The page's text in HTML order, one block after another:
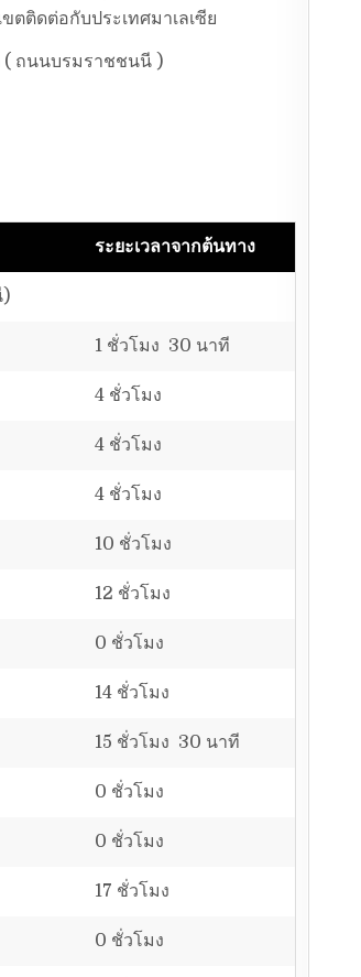
ตติดต่อกับประเทศมาเลเซีย
( ถนนบรมราชชนนี )
ระยะเวลาจากต้นทาง
)
1 ชั่วโมง 30 นาที
4 ชั่วโมง
4 ชั่วโมง
4 ชั่วโมง
10 ชั่วโมง
12 ชั่วโมง
0 ชั่วโมง
14 ชั่วโมง
15 ชั่วโมง 30 นาที
0 ชั่วโมง
0 ชั่วโมง
17 ชั่วโมง
0 ชั่วโมง